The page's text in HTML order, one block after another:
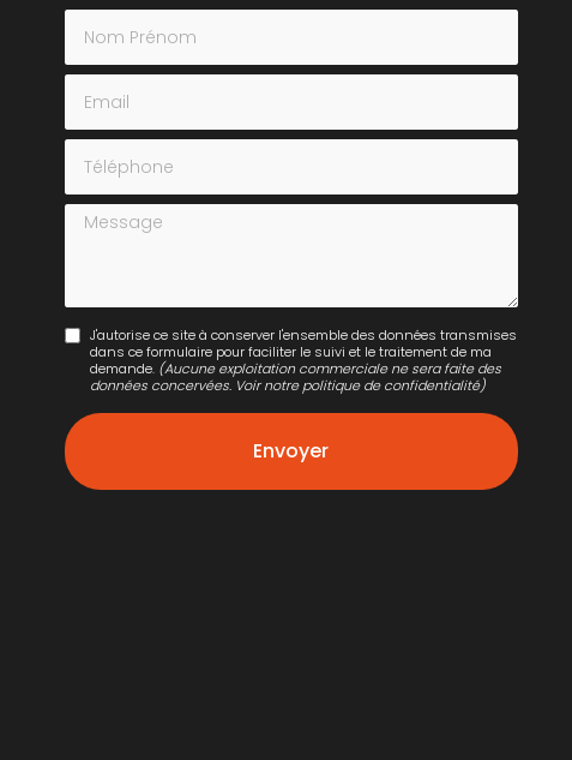
Nom Prénom
Email
Téléphone
Message
J'autorise ce site à conserver l'ensemble des données transmises
dans ce formulaire pour faciliter le suivi et le traitement de ma
demande. (Aucune exploitation commerciale ne sera faite des
données concervées. Voir notrepolitique de confidentialité)